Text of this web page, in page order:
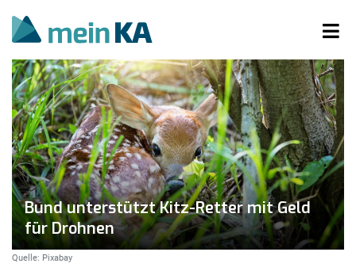
Bund unterstützt Kitz-Retter mit Geld
für Drohnen
Quelle: Pixabay